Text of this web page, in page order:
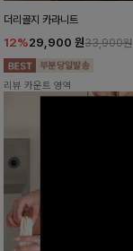
더리골지 카라니트
12%29,900 원33,900원
리뷰 카운트 영역